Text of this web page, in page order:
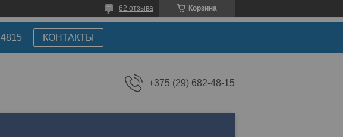
Корзина
62 отзыва
КОНТАКТЫ
+375 (29) 682-48-15